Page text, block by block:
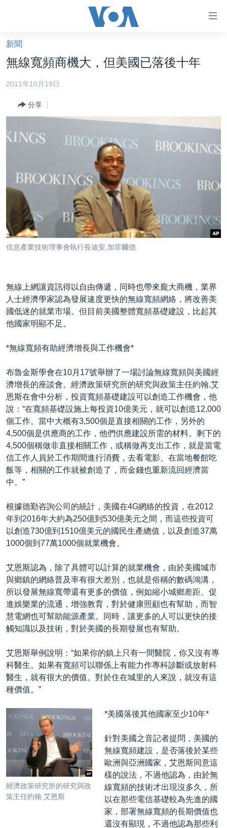
礙
鏈
接
跳
容
轉
到
檢
美國大選2024
台灣
海外港人
揭謊頻道
中國
國際
每日視頻新聞
VOA 60秒 (國際)
美國專訊
視頻存檔
音頻
時事經緯
新聞音頻
海外港人
美國透視
建國史話
廣播節目表
國語
關注我們
其他語言網站
新聞
無線寬頻商機大，但美國已落後十年
2011年10月19日
分享
信息產業技術理事會執行長迪安.加菲爾德
無線上網讓資訊得以自由傳遞，同時也帶來龐大商機，業界
人士經濟學家認為發展速度更快的無線寬頻網絡，將改善美
國低迷的就業市場。但目前美國整體寬頻基礎建設，比起其
他國家明顯不足。
*無線寬頻有助經濟增長與工作機會*
布魯金斯學會在10月17號舉辦了一場討論無線寬頻與美國經
濟增長的座談會。經濟政策研究所的研究與政策主任約翰.艾
恩斯在會中分析，投資寬頻基礎建設可以創造工作機會，他
說：“在寬頻基礎設施上每投資10億美元，就可以創造12,000
個工作。當中大概有3,500個是直接相關的工作，另外的
4,500個是供應商的工作，他們供應建設所需的材料。剩下的
4,500個稱做非直接相關工作，或稱做再支出工作，就是當電
信工作人員於工作期間進行消費，去看電影、在當地餐館吃
飯等，相關的工作就被創造了，而金錢也重新流回經濟當
中。”
根據德勤咨詢公司的統計，美國在4G網絡的投資，在2012
年到2016年大約為250億到530億美元之間，而這些投資可
以創造730億到1510億美元的國民生產總值，以及創造37萬
1000個到77萬1000個就業機會。
艾恩斯認為，除了具體可以計算的就業機會，由於美國城市
與鄉鎮的網絡普及率有很大差別，也就是俗稱的數碼鴻溝，
所以發展無線寬帶還有更多的價值，例如縮小城鄉差距、促
進娛樂業的流通，增強教育，對於健康照顧也有幫助，而智
慧電網也可幫助能源產業。同時，讓更多的人可以更快的接
觸知識以及技術，對於美國的長期發展也有幫助。
艾恩斯舉例說明：“如果你的鎮上只有一間醫院，你又沒有專
科醫生。如果有寬頻可以聯係上有能力作專科診斷或放射科
醫生，就有很大的價值。對於住在城里的人來說，就沒有這
種價值。”
經濟政策研究所的研究與政
策主任約翰.艾恩斯
*美國落後其他國家至少10年*
針對美國之音記者提問，美國的
無線寬頻建設，是否落後於某些
歐洲與亞洲國家，艾恩斯同意這
樣的說法，不過他認為，由於無
線寬頻的技術才出現沒多久，所
以在那些電信基礎較為先進的國
家，部署無線寬頻的長期價值也
還沒有顯現，不過他認為那些利